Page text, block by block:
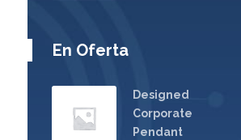
En Oferta
Designed
Corporate
Pendant